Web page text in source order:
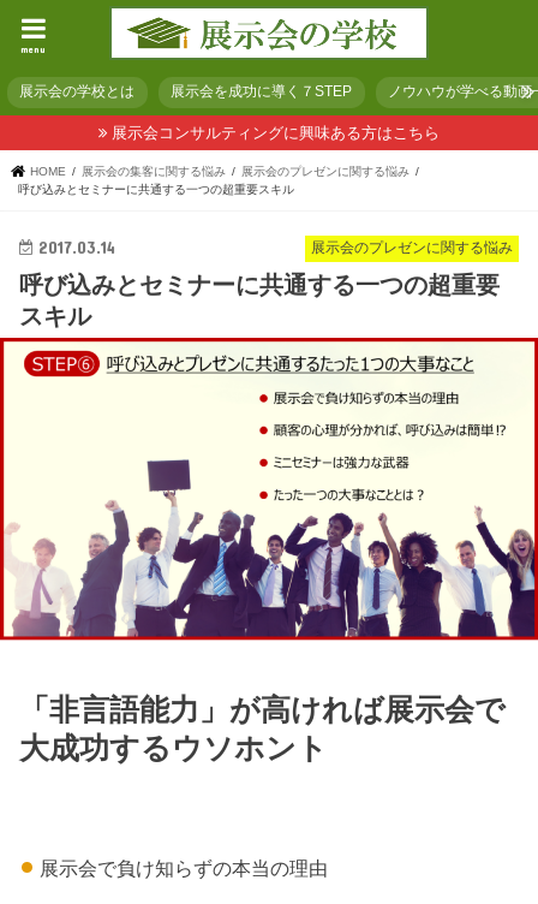
menu
展示会の学校とは 展示会を成功に導く７STEP ノウハウが学べる動画
展示会コンサルティングに興味ある方はこちら
HOME 展示会の集客に関する悩み
展示会のプレゼンに関する悩み
呼び込みとセミナーに共通する一つの超重要スキル
展示会のプレゼンに関する悩み
2017.03.14
呼び込みとセミナーに共通する一つの超重要
スキル
「非言語能力」が高ければ展示会で
大成功するウソホント
展示会で負け知らずの本当の理由